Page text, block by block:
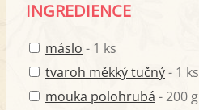
INGREDIENCE
máslo - 1 ks
tvaroh měkký tučný- 1 ks
mouka polohrubá - 200 g